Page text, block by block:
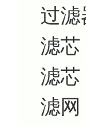
过滤
滤芯
滤芯
滤网